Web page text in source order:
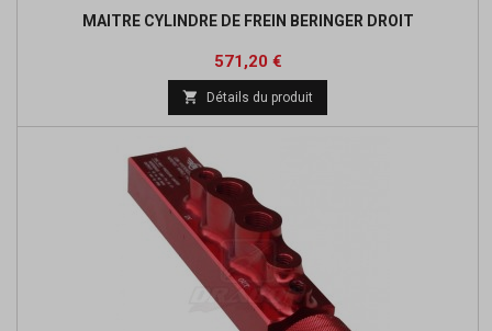
MAITRE CYLINDRE DE FREIN BERINGER DROIT
Prix
571,20 €Prix
de
base
 Détails du produit